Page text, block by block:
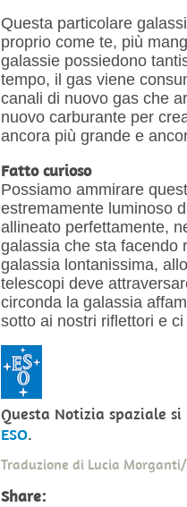
Questa particolare
proprio come te, più
galassie possiedono
tempo, il gas viene
canali di nuovo gas che
nuovo carburante per
ancora più grande e
Fatto curioso
Possiamo ammirare
estremamente luminoso
allineato perfettamente,
galassia che sta facendo
galassia lontanissima,
telescopi deve
circonda la galassia
sotto ai nostri riflettori e
Questa Notizia spaziale
ESO.
Traduzione di Lucia Morganti/
Share: